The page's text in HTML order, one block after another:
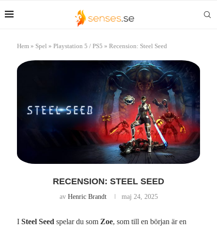
Hem » Spel » Playstation 5 / PS5 » Recension: Steel Seed
RECENSION: STEEL SEED
av Henric Brandt maj 24, 2025
I Steel Seed spelar du som Zoe, som till en början är en